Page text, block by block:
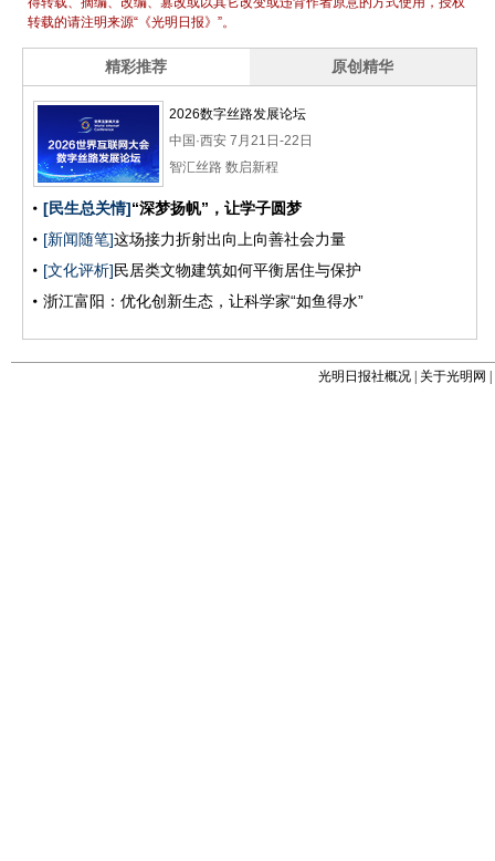
光明日报社概况 关于光明网